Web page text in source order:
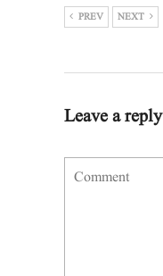
PREV NEXT
Leave a reply